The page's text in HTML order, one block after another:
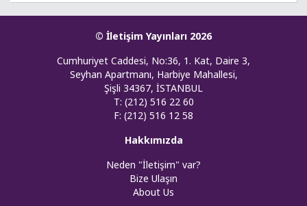
© İletişim Yayınları 2026
Cumhuriyet Caddesi, No:36, 1. Kat, Daire 3,
Seyhan Apartmanı, Harbiye Mahallesi,
Şişli 34367, İSTANBUL
T: (212) 516 22 60
F: (212) 516 12 58
Hakkımızda
Neden "İletişim" var?
Bize Ulaşın
About Us